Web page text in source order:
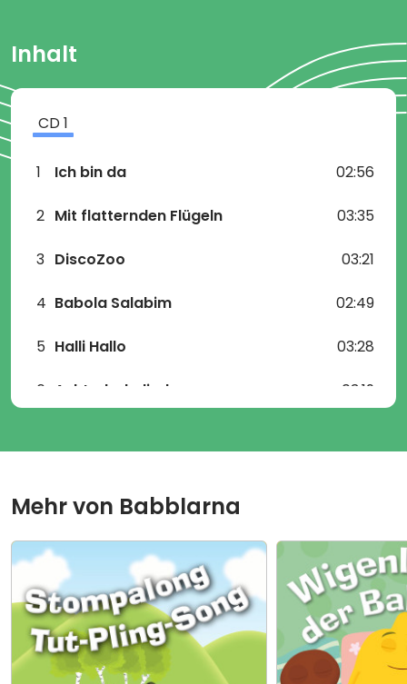
Inhalt
CD1
1 Ich bin da 02:56
2 Mit flatternden Flügeln 03:35
3 DiscoZoo 03:21
4 Babola Salabim 02:49
5 Halli Hallo 03:28
6 Achterbahnlied 03:19
9 Doing doing plitsch platsch
10 Die Babblarna - Das erste Lied 02:28
11 Stompalong Tut Pling Song 03:51
12 Wiegenlied der Babblarna 05:37
Mehr von Babblarna